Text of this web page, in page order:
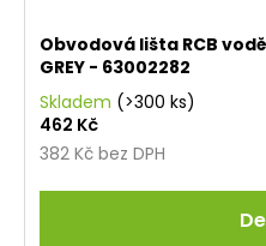
Obvodová lišta RCB
GREY - 63002282
Skladem (>300 ks)
382 Kč bez DPH
462 Kč